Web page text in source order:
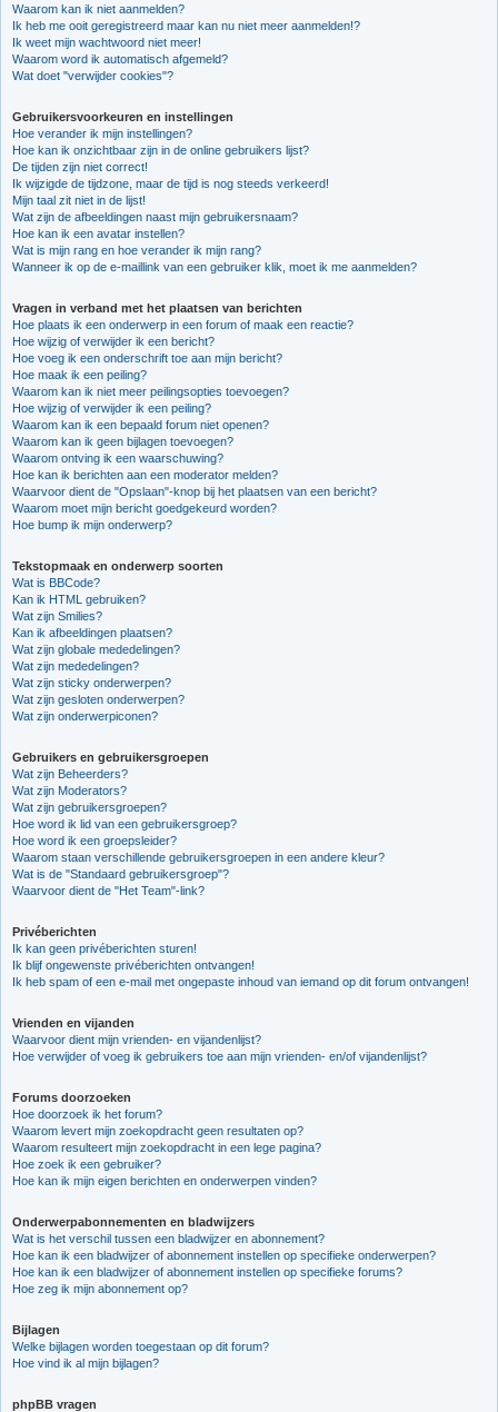
Waarom kan ik niet aanmelden?
Ik heb me ooit geregistreerd maar kan nu niet meer aanmelden!?
Ik weet mijn wachtwoord niet meer!
Waarom word ik automatisch afgemeld?
Wat doet "verwijder cookies"?
Gebruikersvoorkeuren en instellingen
Hoe verander ik mijn instellingen?
Hoe kan ik onzichtbaar zijn in de online gebruikers lijst?
De tijden zijn niet correct!
Ik wijzigde de tijdzone, maar de tijd is nog steeds verkeerd!
Mijn taal zit niet in de lijst!
Wat zijn de afbeeldingen naast mijn gebruikersnaam?
Hoe kan ik een avatar instellen?
Wat is mijn rang en hoe verander ik mijn rang?
Wanneer ik op de e-maillink van een gebruiker klik, moet ik me aanmelden?
Vragen in verband met het plaatsen van berichten
Hoe plaats ik een onderwerp in een forum of maak een reactie?
Hoe wijzig of verwijder ik een bericht?
Hoe voeg ik een onderschrift toe aan mijn bericht?
Hoe maak ik een peiling?
Waarom kan ik niet meer peilingsopties toevoegen?
Hoe wijzig of verwijder ik een peiling?
Waarom kan ik een bepaald forum niet openen?
Waarom kan ik geen bijlagen toevoegen?
Waarom ontving ik een waarschuwing?
Hoe kan ik berichten aan een moderator melden?
Waarvoor dient de "Opslaan"-knop bij het plaatsen van een bericht?
Waarom moet mijn bericht goedgekeurd worden?
Hoe bump ik mijn onderwerp?
Tekstopmaak en onderwerp soorten
Wat is BBCode?
Kan ik HTML gebruiken?
Wat zijn Smilies?
Kan ik afbeeldingen plaatsen?
Wat zijn globale mededelingen?
Wat zijn mededelingen?
Wat zijn sticky onderwerpen?
Wat zijn gesloten onderwerpen?
Wat zijn onderwerpiconen?
Gebruikers en gebruikersgroepen
Wat zijn Beheerders?
Wat zijn Moderators?
Wat zijn gebruikersgroepen?
Hoe word ik lid van een gebruikersgroep?
Hoe word ik een groepsleider?
Waarom staan verschillende gebruikersgroepen in een andere kleur?
Wat is de "Standaard gebruikersgroep"?
Waarvoor dient de "Het Team"-link?
Privéberichten
Ik kan geen privéberichten sturen!
Ik blijf ongewenste privéberichten ontvangen!
Ik heb spam of een e-mail met ongepaste inhoud van iemand op dit forum ontvangen!
Vrienden en vijanden
Waarvoor dient mijn vrienden- en vijandenlijst?
Hoe verwijder of voeg ik gebruikers toe aan mijn vrienden- en/of vijandenlijst?
Forums doorzoeken
Hoe doorzoek ik het forum?
Waarom levert mijn zoekopdracht geen resultaten op?
Waarom resulteert mijn zoekopdracht in een lege pagina?
Hoe zoek ik een gebruiker?
Hoe kan ik mijn eigen berichten en onderwerpen vinden?
Onderwerpabonnementen en bladwijzers
Wat is het verschil tussen een bladwijzer en abonnement?
Hoe kan ik een bladwijzer of abonnement instellen op specifieke onderwerpen?
Hoe kan ik een bladwijzer of abonnement instellen op specifieke forums?
Hoe zeg ik mijn abonnement op?
Bijlagen
Welke bijlagen worden toegestaan op dit forum?
Hoe vind ik al mijn bijlagen?
phpBB vragen